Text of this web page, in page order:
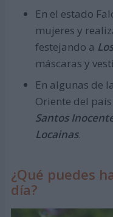
En el estado
mujeres y
festejando a
máscaras y
En algunas de
Oriente del
Santos
Locainas.
¿Qué puedes
día?